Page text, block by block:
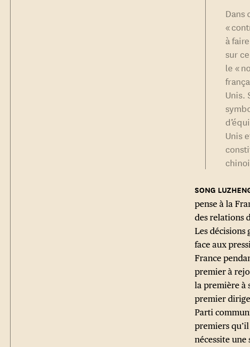
Dans
«
à
sur
le «
Unis.
Unis
pense à la
des relations
Les
face aux
France
premier à
la première à
premier
Parti
premiers
nécessite